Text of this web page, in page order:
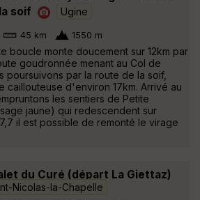
soif
Ugine
45 km 1550 m
boucle monte doucement sur 12km par
goudronnée menant au Col de
poursuivons par la route de la soif,
caillouteuse d'environ 17km. Arrivé au
les sentiers de Petite
jaune) qui redescendent sur
il est possible de remonté le virage
du Curé (départ La Giettaz)
Nicolas-la-Chapelle